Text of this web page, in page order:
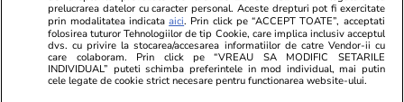
36 de ani, o barieră de tren.
Imaginea care spune tot despre
infrastructura din România
prelucrarea datelor cu caracter personal. Aceste drepturi pot fi exercitate
prin modalitatea indicataaici. Prin click pe “ACCEPT TOATE”, acceptati
folosirea tuturor Tehnologiilor de tip Cookie, care implica inclusiv acceptul
dvs. cu privire la stocarea/accesarea informatiilor de catre Vendor-ii cu
care colaboram. Prin click pe “VREAU SA MODIFIC SETARILE
INDIVIDUAL” puteti schimba preferintele in mod individual, mai putin
cele legate de cookie strict necesare pentru functionarea website-ului.